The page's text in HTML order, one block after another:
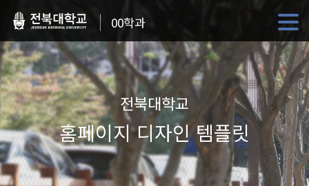
00학과
전북대학교
홈페이지 디자인 템플릿